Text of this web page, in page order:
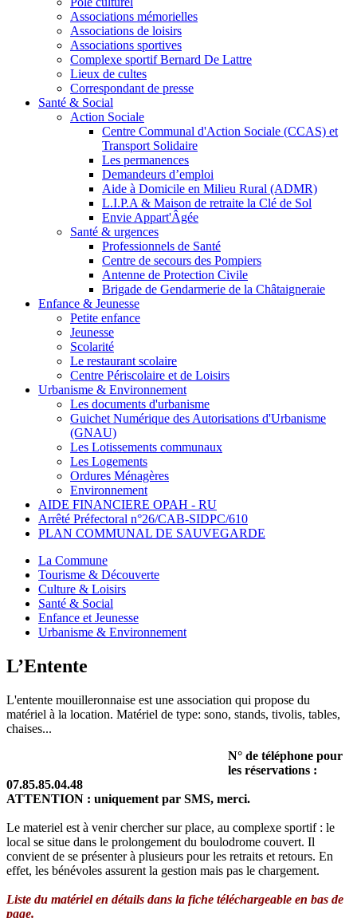
Associations mémorielles
Associations de loisirs
Associations sportives
Complexe sportif Bernard De Lattre
Lieux de cultes
Correspondant de presse
Santé & Social
Action Sociale
Centre Communal d'Action Sociale (CCAS) et
Transport Solidaire
Les permanences
Demandeurs d’emploi
Aide à Domicile en Milieu Rural (ADMR)
L.I.P.A & Maison de retraite la Clé de Sol
Envie Appart'Âgée
Santé & urgences
Professionnels de Santé
Centre de secours des Pompiers
Antenne de Protection Civile
Brigade de Gendarmerie de la Châtaigneraie
Enfance & Jeunesse
Petite enfance
Jeunesse
Scolarité
Le restaurant scolaire
Centre Périscolaire et de Loisirs
Urbanisme & Environnement
Les documents d'urbanisme
Guichet Numérique des Autorisations d'Urbanisme
(GNAU)
Les Lotissements communaux
Les Logements
Ordures Ménagères
Environnement
AIDE FINANCIERE OPAH - RU
Arrêté Préfectoral n°26/CAB-SIDPC/610
PLAN COMMUNAL DE SAUVEGARDE
La Commune
Tourisme & Découverte
Culture & Loisirs
Santé & Social
Enfance et Jeunesse
Urbanisme & Environnement
L’Entente
L'entente mouilleronnaise est une association qui propose du
matériel à la location. Matériel de type: sono, stands, tivolis, tables,
chaises...
N° de téléphone pour
les réservations :
07.85.85.04.48
ATTENTION : uniquement par SMS, merci.
Le materiel est à venir chercher sur place, au complexe sportif : le
local se situe dans le prolongement du boulodrome couvert. Il
convient de se présenter à plusieurs pour les retraits et retours. En
effet, les bénévoles assurent la gestion mais pas le chargement.
Liste du matériel en détails dans la fiche téléchargeable en bas de
page.